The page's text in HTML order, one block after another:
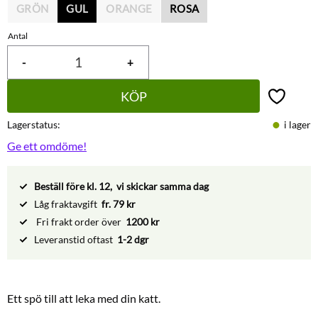
GRÖN GUL ORANGE ROSA
Antal
+
-
KÖP Lägg till
Lagerstatus i lager
Ge ett omdöme!
Beställ före kl. 12, vi skickar samma dag
Låg fraktavgift fr. 79 kr
Fri frakt order över 1200 kr
Leveranstid oftast 1-2 dgr
Ett spö till att leka med din katt.